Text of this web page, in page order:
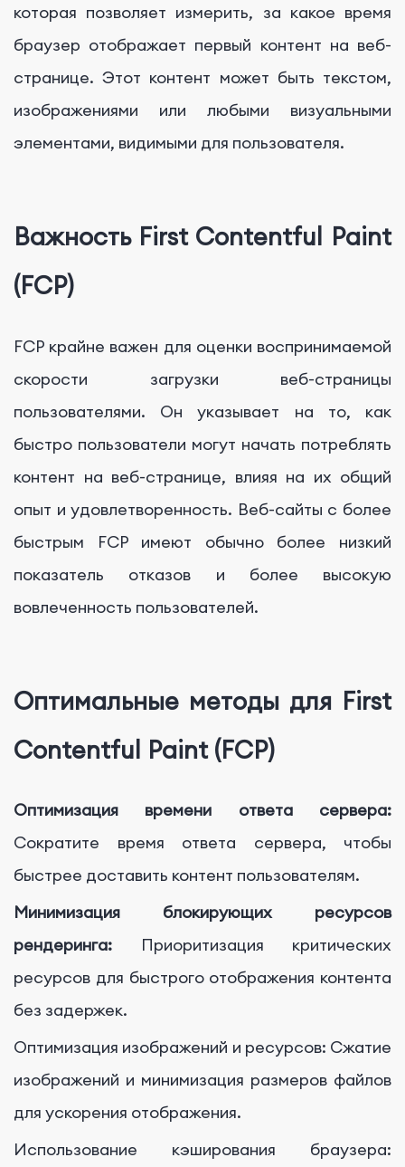
которая позволяет измерить, за какое время
браузер отображает первый контент на веб-
странице. Этот контент может быть текстом,
изображениями или любыми визуальными
элементами, видимыми для пользователя.
Важность First Contentful Paint
(FCP)
FCP крайне важен для оценки воспринимаемой
скорости загрузки веб-страницы
пользователями. Он указывает на то, как
быстро пользователи могут начать потреблять
контент на веб-странице, влияя на их общий
опыт и удовлетворенность. Веб-сайты с более
быстрым FCP имеют обычно более низкий
показатель отказов и более высокую
вовлеченность пользователей.
Оптимальные методы для First
Contentful Paint (FCP)
Оптимизация времени ответа сервера:
Сократите время ответа сервера, чтобы
быстрее доставить контент пользователям.
Минимизация блокирующих ресурсов
рендеринга: Приоритизация критических
ресурсов для быстрого отображения контента
без задержек.
Оптимизация изображений и ресурсов: Сжатие
изображений и минимизация размеров файлов
для ускорения отображения.
Использование кэширования браузера: